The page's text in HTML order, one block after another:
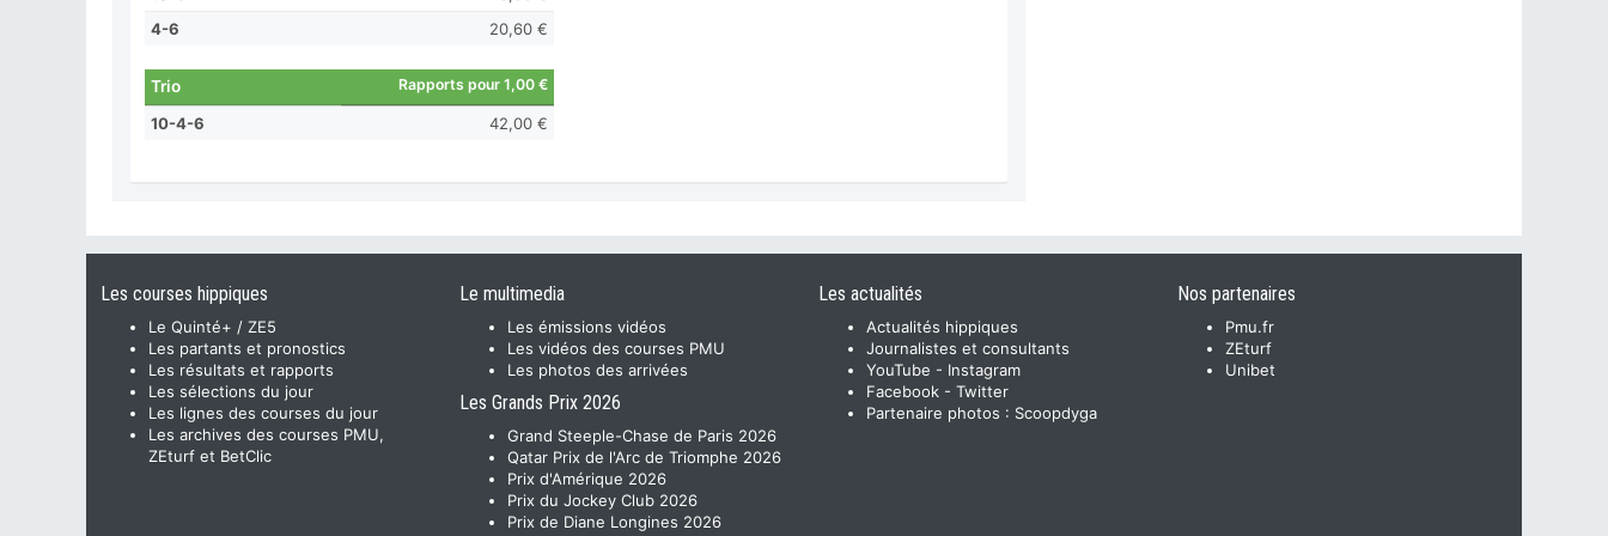
4-6
20,60 €
Trio Rapports pour 1,00 €
10-4-6 42,00 €
Les courses hippiques
Le Quinté+ / ZE5
Les partants et pronostics
Les résultats et rapports
Les sélections du jour
Les lignes des courses du jour
Les archives des courses PMU,
ZEturf et BetClic
Le multimedia
Les émissions vidéos
Les vidéos des courses PMU
Les photos des arrivées
Les Grands Prix 2026
Grand Steeple-Chase de Paris 2026
Qatar Prix de l'Arc de Triomphe 2026
Prix d'Amérique 2026
Prix du Jockey Club 2026
Prix de Diane Longines 2026
Les actualités
Actualités hippiques
Journalistes et consultants
YouTube - Instagram
Facebook - Twitter
Partenaire photos : Scoopdyga
Nos partenaires
Pmu.fr
ZEturf
Unibet